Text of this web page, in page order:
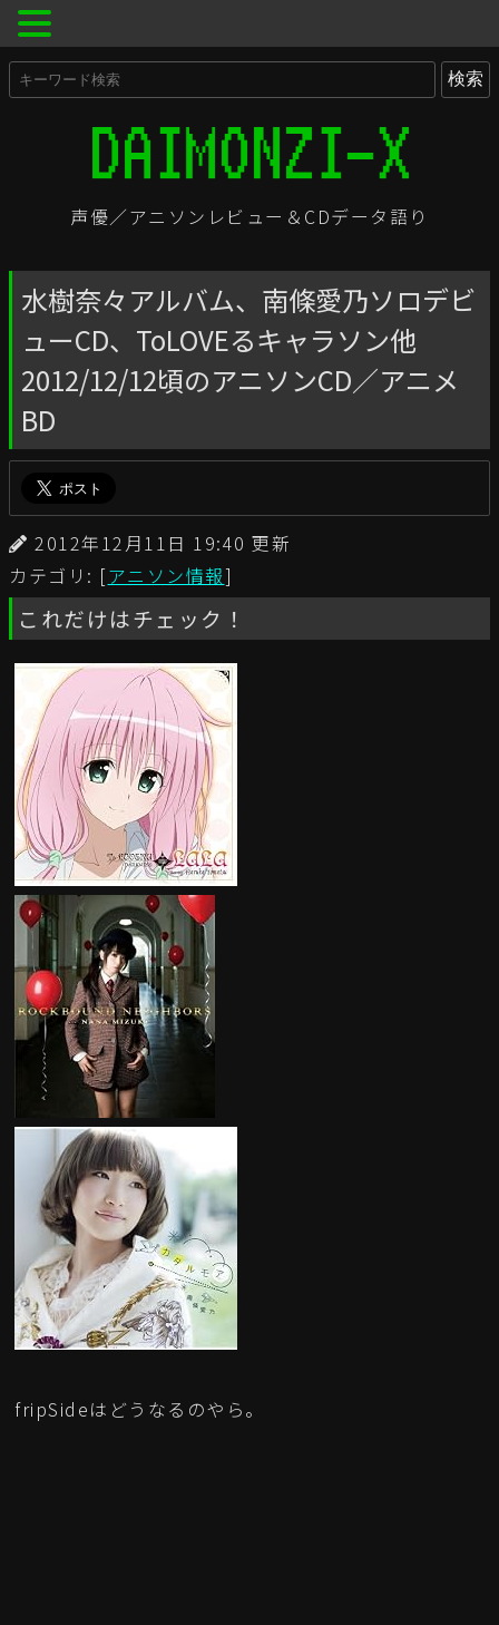
声優／アニソンレビュー＆CDデータ語り
水樹奈々アルバム、南條愛乃ソロデビ
ューCD、ToLOVEるキャラソン他
2012/12/12頃のアニソンCD／アニメ
BD
2012年12月11日 19:40 更新
カテゴリ: [アニソン情報]
これだけはチェック！
fripSideはどうなるのやら。